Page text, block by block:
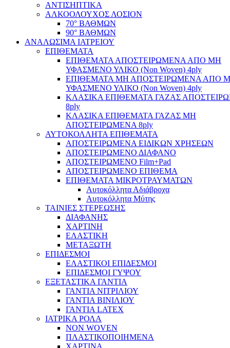
ΑΝΤΙΣΗΠΤΙΚΑ
ΑΛΚΟΟΛΟΥΧΟΣ ΛΟΣΙΟΝ
70° ΒΑΘΜΩΝ
90° ΒΑΘΜΩΝ
ΑΝΑΛΩΣΙΜΑ ΙΑΤΡΕΙΟΥ
ΕΠΙΘΕΜΑΤΑ
ΕΠΙΘΕΜΑΤΑ ΑΠΟΣΤΕΙΡΩΜΕΝΑ ΑΠΟ ΜΗ
ΥΦΑΣΜΕΝΟ ΥΛΙΚΟ (Non Woven) 4ply
ΕΠΙΘΕΜΑΤΑ ΜΗ ΑΠΟΣΤΕΙΡΩΜΕΝΑ ΑΠΟ
ΥΦΑΣΜΕΝΟ ΥΛΙΚΟ (Non Woven) 4ply
ΚΛΑΣΙΚΑ ΕΠΙΘΕΜΑΤΑ ΓΑΖΑΣ
8ply
ΚΛΑΣΙΚΑ ΕΠΙΘΕΜΑΤΑ ΓΑΖΑΣ ΜΗ
ΑΠΟΣΤΕΙΡΩΜΕΝΑ 8ply
ΑΥΤΟΚΟΛΛΗΤΑ ΕΠΙΘΕΜΑΤΑ
ΑΠΟΣΤΕΙΡΩΜΕΝΑ ΕΙΔΙΚΩΝ ΧΡΗΣΕΩΝ
ΑΠΟΣΤΕΙΡΩΜΕΝΟ ΔΙΑΦΑΝΟ
ΑΠΟΣΤΕΙΡΩΜΕΝΟ Film+Pad
ΑΠΟΣΤΕΙΡΩΜΕΝΟ ΕΠΙΘΕΜΑ
ΕΠΙΘΕΜΑΤΑ ΜΙΚΡΟΤΡΑΥΜΑΤΩΝ
Αυτοκόλλητα Αδιάβροχα
Αυτοκόλλητα Μύτης
ΤΑΙΝΙΕΣ ΣΤΕΡΕΩΣΗΣ
ΔΙΑΦΑΝΗΣ
ΧΑΡΤΙΝΗ
ΕΛΑΣΤΙΚΗ
ΜΕΤΑΞΩΤΗ
ΕΠΙΔΕΣΜΟΙ
ΕΛΑΣΤΙΚΟΙ ΕΠΙΔΕΣΜΟΙ
ΕΠΙΔΕΣΜΟΙ ΓΥΨΟΥ
ΕΞΕΤΑΣΤΙΚΑ ΓΑΝΤΙΑ
ΓΑΝΤΙΑ ΝΙΤΡΙΛΙΟΥ
ΓΑΝΤΙΑ ΒΙΝΙΛΙΟΥ
ΓΑΝΤΙΑ LATEX
ΙΑΤΡΙΚΑ ΡΟΛΑ
NON WOVEN
ΠΛΑΣΤΙΚΟΠΟΙΗΜΕΝΑ
ΧΑΡΤΙΝΑ